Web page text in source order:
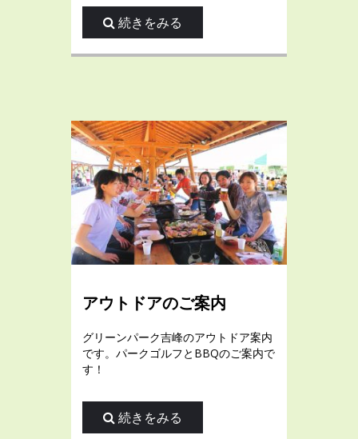
続きをみる
アウトドアのご案内
グリーンパーク吉峰のアウトドア案内
です。パークゴルフとBBQのご案内で
す！
続きをみる